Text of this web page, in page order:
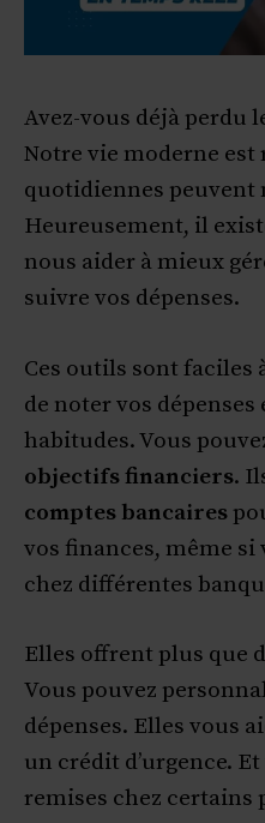
Avez-vous déjà perdu
Notre vie moderne est
quotidiennes peuvent
Heureusement, il
nous aider à mieux
suivre vos dépenses.
Ces outils sont
de noter vos dépenses
habitudes. Vous
objectifs financiers.
comptes bancaires
vos finances, même si
chez différentes
Elles offrent plus que
Vous pouvez
dépenses. Elles vous
un crédit d’urgence.
remises chez certains